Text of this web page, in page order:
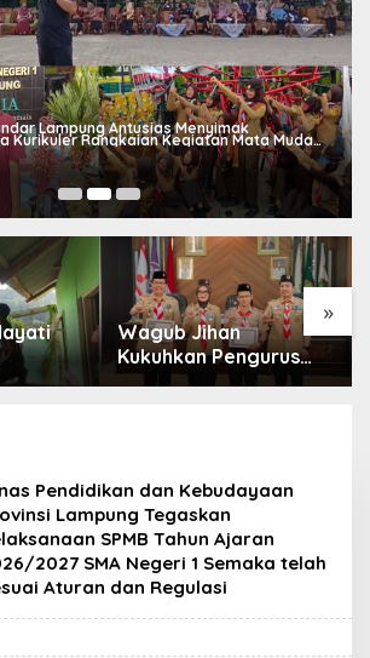
Lampung Antusias Menyimak
Kurikuler Rangkaian Kegiatan Mata Muda
»
Wagub Jihan
Kukuhkan Pengurus
Mabigus dan Pembina
Karakter Generasi
Muda
Pendidikan dan Kebudayaan
Lampung Tegaskan
SPMB Tahun Ajaran
2027 SMA Negeri 1 Semaka telah
Aturan dan Regulasi